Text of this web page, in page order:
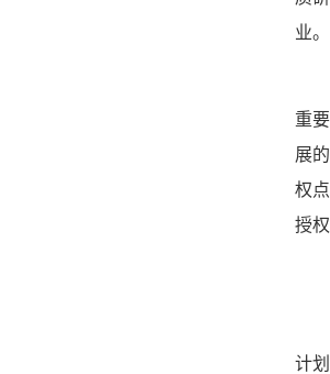
业。
重
展
权
授
计